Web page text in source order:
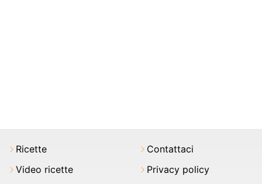
Ricette
Video ricette
Contattaci
Privacy policy